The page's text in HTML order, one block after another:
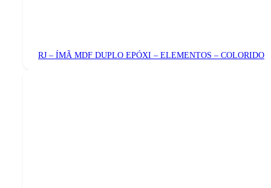
RJ – ÍMÃ MDF DUPLO EPÓXI – ELEMENTOS – COLORIDO